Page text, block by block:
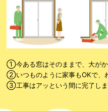
①今ある窓はそのままで、大がか
②いつものように家事もOKで、
③工事はアッという間に完了しま